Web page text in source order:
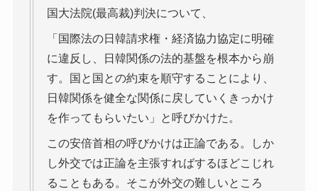
国大法院(最高裁)判決について、
「国際法の日韓請求権・経済協力協定に明確
に違反し、日韓関係の法的基盤を根本から崩
す。国と国との約束を順守することにより、
日韓関係を健全な関係に戻していくきっかけ
を作ってもらいたい」と呼びかけた。
この安倍首相の呼びかけは正論である。しか
し外交では正論を主張すればするほどこじれ
ることもある。そこが外交の難しいところ